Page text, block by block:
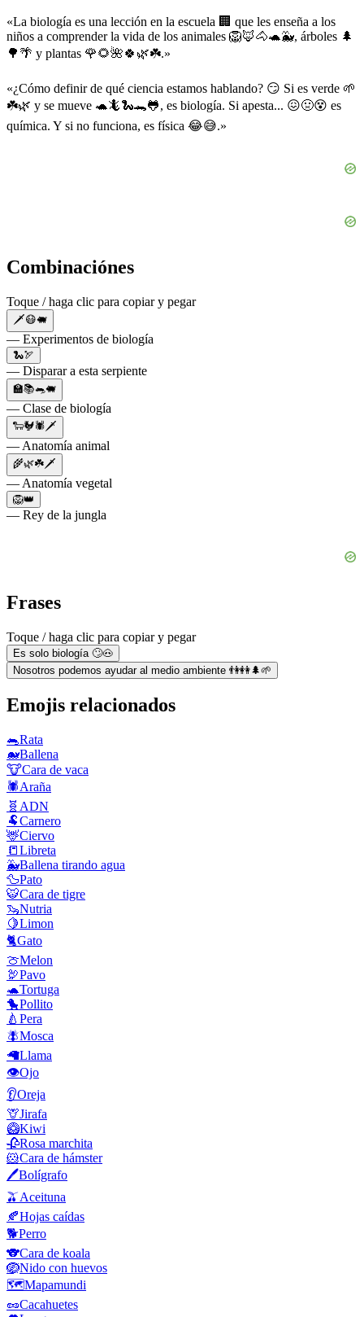
«La biología es una lección en la escuela 🏢 que les enseña a los
niños a comprender la vida de los animales 🦁🦊🐴🐢🐳, árboles 🌲
🌳🌴 y plantas 🌹🌻🌺🍀🌿☘️.»
«¿Cómo definir de qué ciencia estamos hablando? 😏 Si es verde 🌱
☘️🌿 y se mueve 🐢🦎🐍🐊🐸, es biología. Si apesta... 😖🤢😵 es
química. Y si no funciona, es física 😂😅.»
Combinaciónes
Toque / haga clic para copiar y pegar
🗡😷🐖
— Experimentos de biología
🐍🏹
— Disparar a esta serpiente
🏫📚🐀🐖
— Clase de biología
🐑🐓🕷🗡
— Anatomía animal
🌾🌿☘️🗡
— Anatomía vegetal
🦁👑
— Rey de la jungla
Frases
Toque / haga clic para copiar y pegar
Es solo biología 🙄🐽
Nosotros podemos ayudar al medio ambiente 👫👭🌲🌱
Emojis relacionados
🐀Rata
🐋Ballena
🐮Cara de vaca
🕷️Araña
🧬 ADN
🐏Carnero
🦌Ciervo
📒Libreta
🐳Ballena tirando agua
🦆Pato
🐯Cara de tigre
🦦Nutria
🍋Limon
🐈Gato
🍈Melon
🦃Pavo
🐢Tortuga
🐤Pollito
🍐 Pera
🪰Mosca
🦙Llama
👁️Ojo
👂Oreja
🦒Jirafa
🥝Kiwi
🥀Rosa marchita
🐹Cara de hámster
🖊️Bolígrafo
🫒Aceituna
🍂Hojas caídas
🐕Perro
🐨Cara de koala
🪺Nido con huevos
🗺️Mapamundi
🥜Cacahuetes